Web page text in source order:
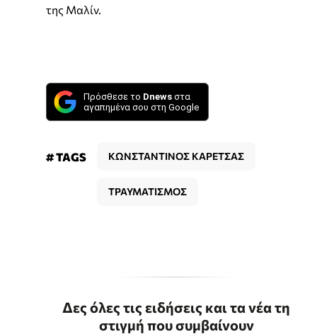
της Μαλίν.
Πρόσθεσε το Dnews στα
αγαπημένα σου στη Google
# TAGS ΚΩΝΣΤΑΝΤΙΝΟΣ ΚΑΡΕΤΣΑΣ
ΤΡΑΥΜΑΤΙΣΜΟΣ
Δες όλες τις ειδήσεις και τα νέα τη
στιγμή που συμβαίνουν